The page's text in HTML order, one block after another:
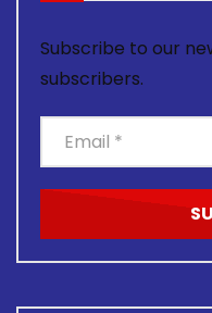
Subscribe to our
subscribers.